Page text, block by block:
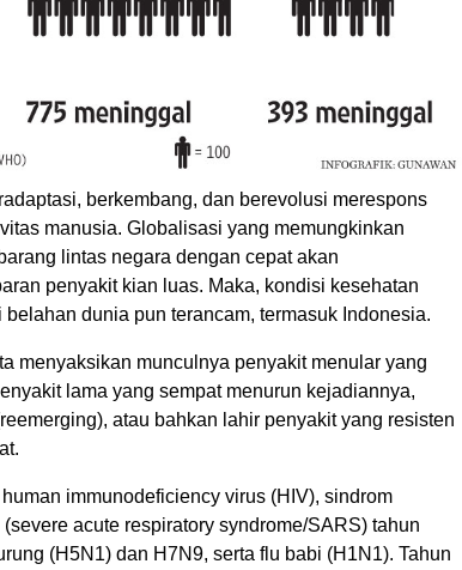
berkembang, dan berevolusi merespons
manusia. Globalisasi yang memungkinkan
lintas negara dengan cepat akan
penyakit kian luas. Maka, kondisi kesehatan
dunia pun terancam, termasuk Indonesia.
menyaksikan munculnya penyakit menular yang
lama yang sempat menurun kejadiannya,
atau bahkan lahir penyakit yang resisten
immunodeficiency virus (HIV), sindrom
acute respiratory syndrome/SARS) tahun
(H5N1) dan H7N9, serta flu babi (H1N1). Tahun